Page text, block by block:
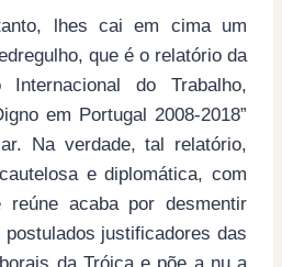
lhes cai em cima um
que é o relatório da
do Trabalho,
em Portugal 2008-2018”
Na verdade, tal relatório,
e diplomática, com
acaba por desmentir
justificadores das